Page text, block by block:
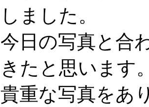
しました。
今日の写真と合
きたと思います
貴重な写真をあ